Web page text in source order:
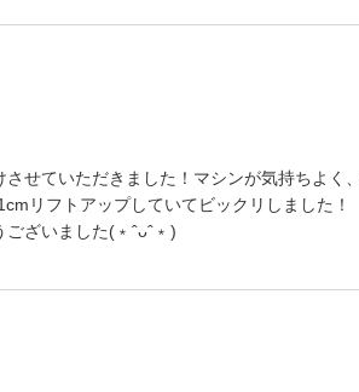
せていただきました！マシンが気持ちよく
リフトアップしていてビックリしました！
ざいました(﹡ˆᴗˆ﹡)